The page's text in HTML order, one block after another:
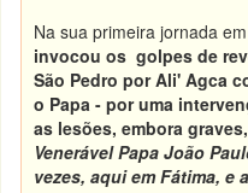
Na sua primeira jornada
invocou os golpes de
São Pedro por Ali' Agca
o Papa - por uma
as lesões, embora
Venerável Papa João
vezes, aqui em Fátima, e